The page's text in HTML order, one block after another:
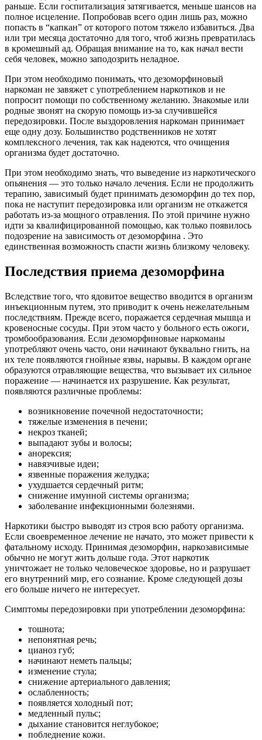
раньше. Если госпитализация затягивается, меньше шансов на
полное исцеление. Попробовав всего один лишь раз, можно
попасть в “капкан” от которого потом тяжело избавиться. Два
или три месяца достаточно для того, чтоб жизнь превратилась
в кромешный ад. Обращая внимание на то, как начал вести
себя человек, можно заподозрить неладное.
При этом необходимо понимать, что дезоморфиновый
наркоман не завяжет с употреблением наркотиков и не
попросит помощи по собственному желанию. Знакомые или
родные звонят на скорую помощь из-за случившейся
передозировки. После выздоровления наркоман принимает
еще одну дозу. Большинство родственников не хотят
комплексного лечения, так как надеются, что очищения
организма будет достаточно.
При этом необходимо знать, что выведение из наркотического
опьянения — это только начало лечения. Если не продолжить
терапию, зависимый будет принимать дезоморфин до тех пор,
пока не наступит передозировка или организм не откажется
работать из-за мощного отравления. По этой причине нужно
идти за квалифицированной помощью, как только появилось
подозрение на зависимость от дезоморфина . Это
единственная возможность спасти жизнь близкому человеку.
Последствия приема дезоморфина
Вследствие того, что ядовитое вещество вводится в организм
инъекционным путем, это приводит к очень нежелательным
последствиям. Прежде всего, поражается сердечная мышца и
кровеносные сосуды. При этом часто у больного есть ожоги,
тромбообразования. Если дезоморфиновые наркоманы
употребляют очень часто, они начинают буквально гнить, на
их теле появляются гнойные язвы, нарывы. В каждом органе
образуются отравляющие вещества, что вызывает их сильное
поражение — начинается их разрушение. Как результат,
появляются различные проблемы:
возникновение почечной недостаточности;
тяжелые изменения в печени;
некроз тканей;
выпадают зубы и волосы;
анорексия;
навязчивые идеи;
язвенные поражения желудка;
ухудшается сердечный ритм;
снижение имунной системы организма;
заболевание инфекционными болезнями.
Наркотики быстро выводят из строя всю работу организма.
Если своевременное лечение не начато, это может привести к
фатальному исходу. Принимая дезоморфин, наркозависимые
обычно не могут жить дольше года. Этот наркотик
уничтожает не только человеческое здоровье, но и разрушает
его внутренний мир, его сознание. Кроме следующей дозы
его больше ничего не интересует.
Симптомы передозировки при употреблении дезоморфина:
тошнота;
непонятная речь;
цианоз губ;
начинают неметь пальцы;
изменение стула;
снижение артериального давления;
ослабленность;
появляется холодный пот;
медленный пульс;
дыхание становится неглубокое;
побледнение кожи.